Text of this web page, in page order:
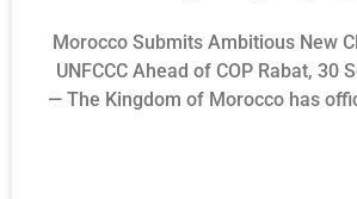
Morocco Submits Ambitious New
UNFCCC Ahead of COP Rabat, 30
— The Kingdom of Morocco has